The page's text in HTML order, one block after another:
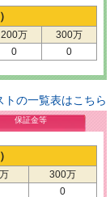
200万
300万
0 0
トの一覧表はこちら
保証金等
300万
0